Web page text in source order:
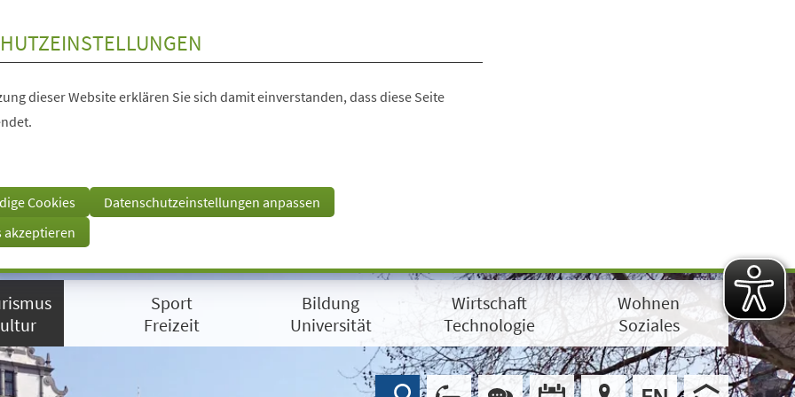
dieser Website erklären Sie sich damit einverstanden, dass diese Seite
Cookies
Datenschutzeinstellungen anpassen
akzeptieren
Sport
Freizeit
Bildung
Universität
Wirtschaft
Technologie
Wohnen
Soziales